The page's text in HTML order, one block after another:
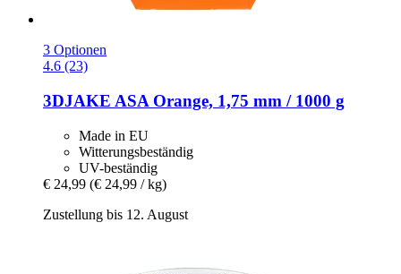
3 Optionen
4.6 (23)
3DJAKE ASA Orange, 1,75 mm / 1000 g
Made in EU
Witterungsbeständig
UV-beständig
€ 24,99 (€ 24,99 / kg)
Zustellung bis 12. August